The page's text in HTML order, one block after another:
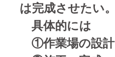
は完成させたい。
具体的には
①作業場の設計